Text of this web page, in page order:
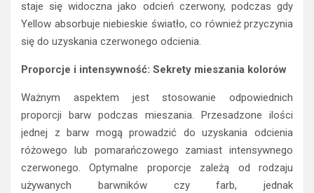
staje się widoczna jako odcień czerwony, podczas gdy
Yellow absorbuje niebieskie światło, co również przyczynia
się do uzyskania czerwonego odcienia.
Proporcje i intensywność: Sekrety mieszania kolorów
Ważnym aspektem jest stosowanie odpowiednich
proporcji barw podczas mieszania. Przesadzone ilości
jednej z barw mogą prowadzić do uzyskania odcienia
różowego lub pomarańczowego zamiast intensywnego
czerwonego. Optymalne proporcje zależą od rodzaju
używanych barwników czy farb, jednak